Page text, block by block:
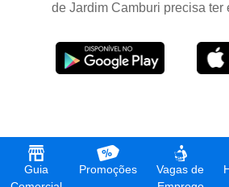
Guia
Promoções
Vagas de
de Jardim Camburi precisa ter